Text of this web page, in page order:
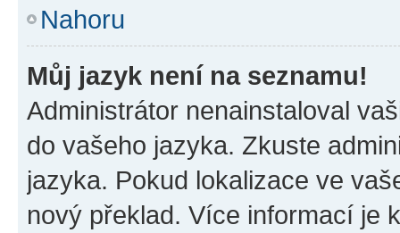
Nahoru
Můj jazyk není na seznamu!
Administrátor nenainstaloval
do vašeho jazyka. Zkuste
jazyka. Pokud lokalizace ve
nový překlad. Více informací je